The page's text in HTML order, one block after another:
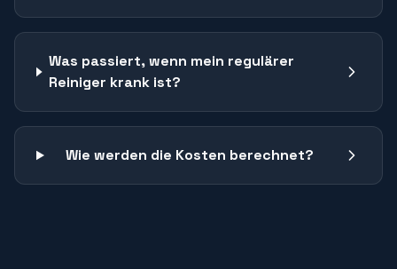
Was passiert, wenn mein regulärer
Reiniger krank ist?
Wie werden die Kosten berechnet?